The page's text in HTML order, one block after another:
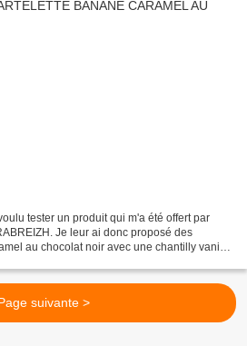
tester un produit qui m'a été offert par
Je leur ai donc proposé des
au chocolat noir avec une chantilly vanille
suivante >